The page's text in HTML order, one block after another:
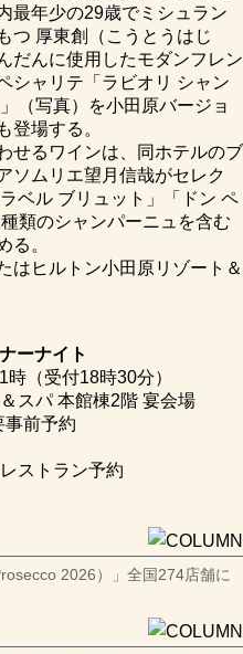
最年少の29歳でミシュラン
つ 厚東創（こうとうはじ
だんに使用したモダンフレン
シャリテ「ラビオリ シャン
（写真）を小田原バージョ
登場する。
せるワインは、同ホテルのブ
ソムリエ望月信哉がセレク
ベル ブリュット」「ドン ペ
類のシャンパーニュを含む
る。
は ヒルトン小田原リゾート＆
ーナイト
（受付18時30分）
スパ 本館棟2階 宴会場
前予約
ストラン予約
2026）」全国274店舗に